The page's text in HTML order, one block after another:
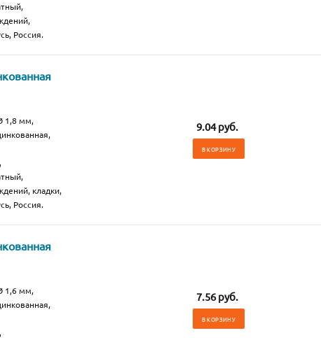
Россия.
1,8 мм,
кладки,
Россия.
9.04 руб.
В КОРЗИНУ
1,6 мм,
7.56 руб.
В КОРЗИНУ